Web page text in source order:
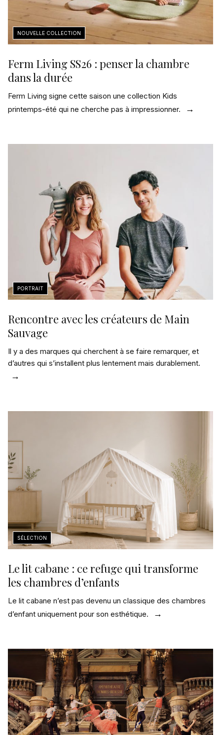
Ferm Living SS26 : penser la chambre
dans la durée
Ferm Living signe cette saison une collection Kids
printemps-été qui ne cherche pas à impressionner.
Rencontre avec les créateurs de Main
Sauvage
Il y a des marques qui cherchent à se faire remarquer, et
d’autres qui s’installent plus lentement mais durablement.
Le lit cabane : ce refuge qui transforme
les chambres d’enfants
Le lit cabane n’est pas devenu un classique des chambres
d’enfant uniquement pour son esthétique.